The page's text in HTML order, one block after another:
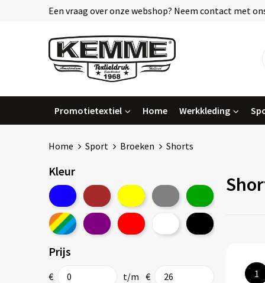
Een vraag over onze webshop? Neem contact met
Promotietextiel Home Werkkleding
Home Sport Broeken Shorts
Kleur
Prijs
€ t/m € 1